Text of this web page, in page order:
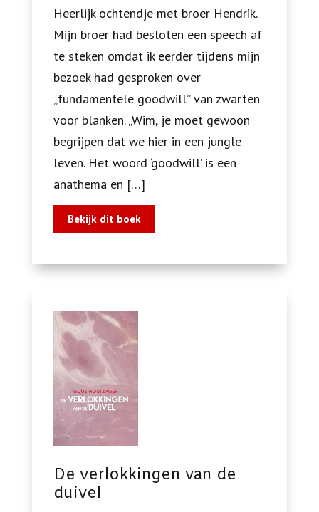
Heerlijk ochtendje met broer Hendrik.
Mijn broer had besloten een speech af
te steken omdat ik eerder tijdens mijn
bezoek had gesproken over
„fundamentele goodwill” van zwarten
voor blanken. „Wim, je moet gewoon
begrijpen dat we hier in een jungle
leven. Het woord ‘goodwill’ is een
anathema en […]
Bekijk dit boek
De verlokkingen van de
duivel